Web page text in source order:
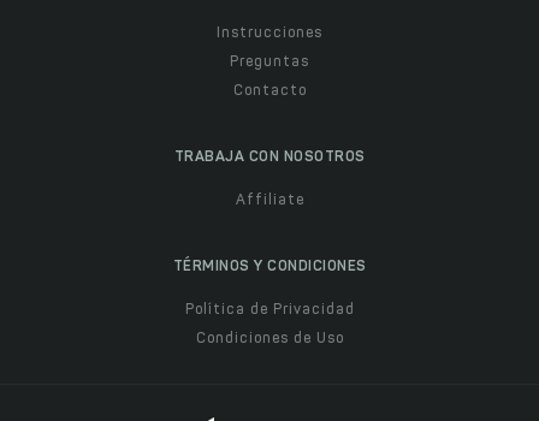
Instrucciones
Preguntas
Contacto
TRABAJA CON NOSOTROS
Affiliate
TÉRMINOS Y CONDICIONES
Política de Privacidad
Condiciones de Uso